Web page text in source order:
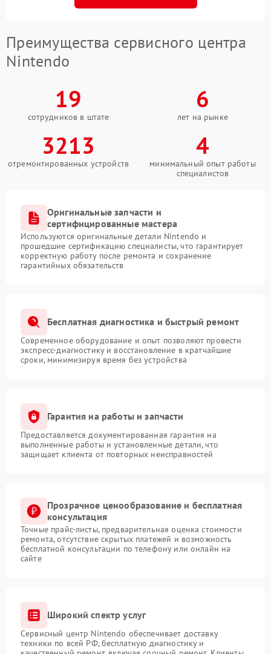
Преимущества сервисного центра
Nintendo
19
сотрудников в штате
6
лет на рынке
3213
отремонтированных устройств
4
минимальный опыт работы
специалистов
Оригинальные запчасти и
сертифицированные мастера
Используются оригинальные детали Nintendo и
прошедшие сертификацию специалисты, что гарантирует
корректную работу после ремонта и сохранение
гарантийных обязательств
Бесплатная диагностика и быстрый ремонт
Современное оборудование и опыт позволяют провести
экспресс-диагностику и восстановление в кратчайшие
сроки, минимизируя время без устройства
Гарантия на работы и запчасти
Предоставляется документированная гарантия на
выполненные работы и установленные детали, что
защищает клиента от повторных неисправностей
Прозрачное ценообразование и бесплатная
консультация
Точные прайс-листы, предварительная оценка стоимости
ремонта, отсутствие скрытых платежей и возможность
бесплатной консультации по телефону или онлайн на
сайте
Широкий спектр услуг
Сервисный центр Nintendo обеспечивает доставку
техники по всей РФ, бесплатную диагностику и